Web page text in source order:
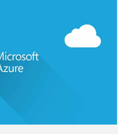
forplejning,
vi hjælpe